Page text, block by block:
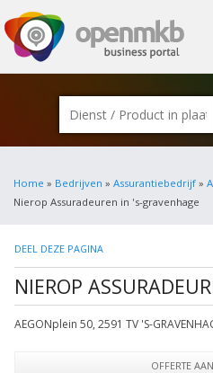
Home » Bedrijven » Assurantiebedrijf »
Nierop Assuradeuren in 's-gravenhage
DEEL DEZE PAGINA
NIEROP
AEGONplein 50, 2591 TV 'S-
OFFERTE